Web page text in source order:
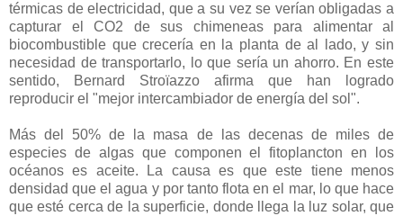
térmicas de electricidad, que a su vez se verían obligadas a
capturar el CO2 de sus chimeneas para alimentar al
biocombustible que crecería en la planta de al lado, y sin
necesidad de transportarlo, lo que sería un ahorro. En este
sentido, Bernard Stroïazzo afirma que han logrado
reproducir el "mejor intercambiador de energía del sol".
Más del 50% de la masa de las decenas de miles de
especies de algas que componen el fitoplancton en los
océanos es aceite. La causa es que este tiene menos
densidad que el agua y por tanto flota en el mar, lo que hace
que esté cerca de la superficie, donde llega la luz solar, que